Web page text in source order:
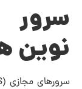
سرور
نوین